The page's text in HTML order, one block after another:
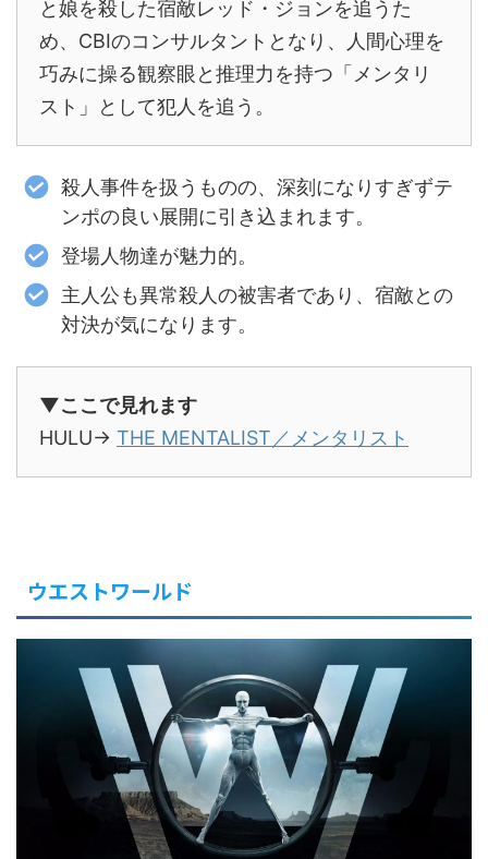
と娘を殺した宿敵レッド・ジョンを追うた
め、CBIのコンサルタントとなり、人間心理を
巧みに操る観察眼と推理力を持つ「メンタリ
スト」として犯人を追う。
殺人事件を扱うものの、深刻になりすぎずテ
ンポの良い展開に引き込まれます。
登場人物達が魅力的。
主人公も異常殺人の被害者であり、宿敵との
対決が気になります。
▼ここで見れます
HULU→ THE MENTALIST／メンタリスト
ウエストワールド